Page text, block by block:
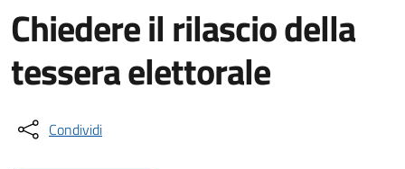
Chiedere il rilascio della
tessera elettorale
Condividi